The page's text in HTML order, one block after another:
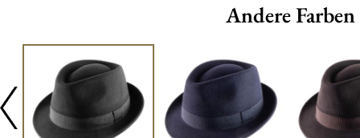
Andere Farben